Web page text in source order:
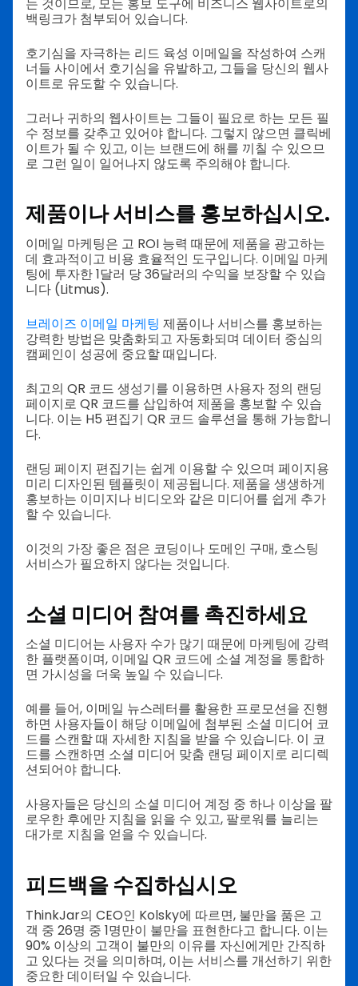
백링크가 첨부되어 있습니다.
호기심을 자극하는 리드 육성 이메일을 작성하여 스캐
너들 사이에서 호기심을 유발하고, 그들을 당신의 웹사
이트로 유도할 수 있습니다.
그러나 귀하의 웹사이트는 그들이 필요로 하는 모든 필
수 정보를 갖추고 있어야 합니다. 그렇지 않으면 클릭베
이트가 될 수 있고, 이는 브랜드에 해를 끼칠 수 있으므
로 그런 일이 일어나지 않도록 주의해야 합니다.
제품이나 서비스를 홍보하십시오.
이메일 마케팅은 고 ROI 능력 때문에 제품을 광고하는
데 효과적이고 비용 효율적인 도구입니다. 이메일 마케
팅에 투자한 1달러 당 36달러의 수익을 보장할 수 있습
니다 (Litmus).
브레이즈 이메일 마케팅 제품이나 서비스를 홍보하는
강력한 방법은 맞춤화되고 자동화되며 데이터 중심의
캠페인이 성공에 중요할 때입니다.
최고의 QR 코드 생성기를 이용하면 사용자 정의 랜딩
페이지로 QR 코드를 삽입하여 제품을 홍보할 수 있습
니다. 이는 H5 편집기 QR 코드 솔루션을 통해 가능합니
다.
랜딩 페이지 편집기는 쉽게 이용할 수 있으며 페이지용
미리 디자인된 템플릿이 제공됩니다. 제품을 생생하게
홍보하는 이미지나 비디오와 같은 미디어를 쉽게 추가
할 수 있습니다.
이것의 가장 좋은 점은 코딩이나 도메인 구매, 호스팅
서비스가 필요하지 않다는 것입니다.
소셜 미디어 참여를 촉진하세요
소셜 미디어는 사용자 수가 많기 때문에 마케팅에 강력
한 플랫폼이며, 이메일 QR 코드에 소셜 계정을 통합하
면 가시성을 더욱 높일 수 있습니다.
예를 들어, 이메일 뉴스레터를 활용한 프로모션을 진행
하면 사용자들이 해당 이메일에 첨부된 소셜 미디어 코
드를 스캔할 때 자세한 지침을 받을 수 있습니다. 이 코
드를 스캔하면 소셜 미디어 맞춤 랜딩 페이지로 리디렉
션되어야 합니다.
사용자들은 당신의 소셜 미디어 계정 중 하나 이상을 팔
로우한 후에만 지침을 읽을 수 있고, 팔로워를 늘리는
대가로 지침을 얻을 수 있습니다.
피드백을 수집하십시오
ThinkJar의 CEO인 Kolsky에 따르면, 불만을 품은 고
객 중 26명 중 1명만이 불만을 표현한다고 합니다. 이는
90% 이상의 고객이 불만의 이유를 자신에게만 간직하
고 있다는 것을 의미하며, 이는 서비스를 개선하기 위한
중요한 데이터일 수 있습니다.